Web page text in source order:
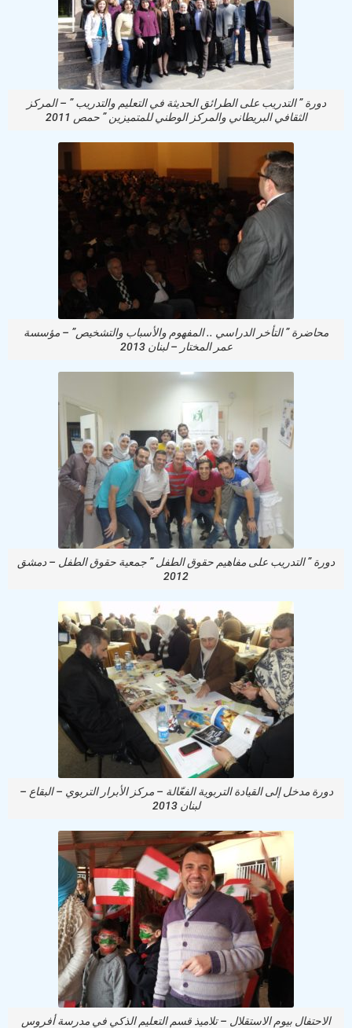
دورة ” التدريب على الطرائق الحديثة في التعليم والتدريب ” – المركز
الثقافي البريطاني والمركز الوطني للمتميزين ” حمص 2011
محاضرة ” التأخر الدراسي .. المفهوم والأسباب والتشخيص” – مؤسسة
عمر المختار – لبنان 2013
دورة ” التدريب على مفاهيم حقوق الطفل ” جمعية حقوق الطفل – دمشق
2012
دورة مدخل إلى القيادة التربوية الفعّالة – مركز الأبرار التربوي – البقاع –
لبنان 2013
الاحتفال بيوم الاستقلال – تلاميذ قسم التعليم الذكي في مدرسة أفروس